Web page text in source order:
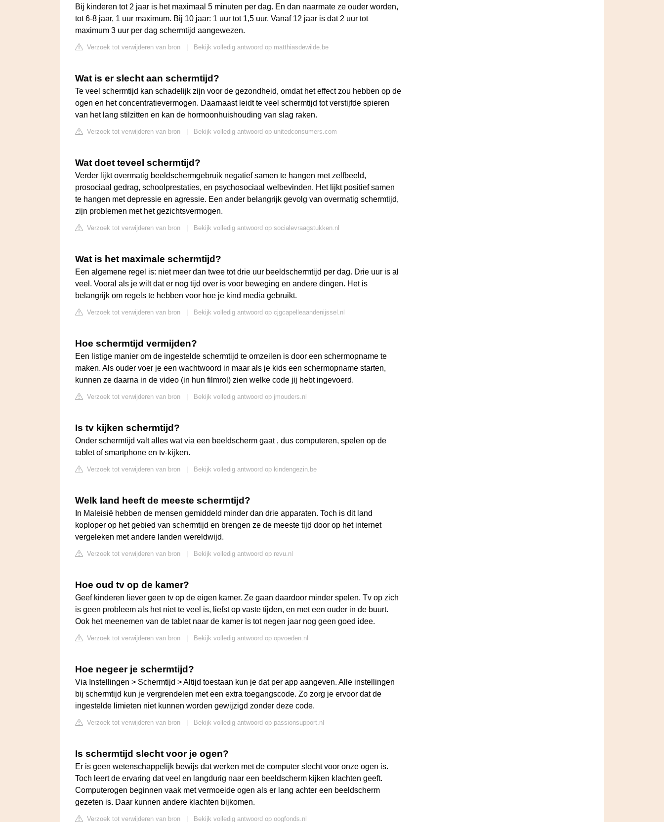
Bij kinderen tot 2 jaar is het maximaal 5 minuten per dag. En dan naarmate ze ouder worden,
tot 6-8 jaar, 1 uur maximum. Bij 10 jaar: 1 uur tot 1,5 uur. Vanaf 12 jaar is dat 2 uur tot
maximum 3 uur per dag schermtijd aangewezen.
Verzoek tot verwijderen van bron Bekijk volledig antwoord op matthiasdewilde.be
Wat is er slecht aan schermtijd?
Te veel schermtijd kan schadelijk zijn voor de gezondheid, omdat het effect zou hebben op de
ogen en het concentratievermogen. Daarnaast leidt te veel schermtijd tot verstijfde spieren
van het lang stilzitten en kan de hormoonhuishouding van slag raken.
Verzoek tot verwijderen van bron Bekijk volledig antwoord op unitedconsumers.com
Wat doet teveel schermtijd?
Verder lijkt overmatig beeldschermgebruik negatief samen te hangen met zelfbeeld,
prosociaal gedrag, schoolprestaties, en psychosociaal welbevinden. Het lijkt positief samen
te hangen met depressie en agressie. Een ander belangrijk gevolg van overmatig schermtijd,
zijn problemen met het gezichtsvermogen.
Verzoek tot verwijderen van bron Bekijk volledig antwoord op socialevraagstukken.nl
Wat is het maximale schermtijd?
Een algemene regel is: niet meer dan twee tot drie uur beeldschermtijd per dag. Drie uur is al
veel. Vooral als je wilt dat er nog tijd over is voor beweging en andere dingen. Het is
belangrijk om regels te hebben voor hoe je kind media gebruikt.
Verzoek tot verwijderen van bron Bekijk volledig antwoord op cjgcapelleaandenijssel.nl
Hoe schermtijd vermijden?
Een listige manier om de ingestelde schermtijd te omzeilen is door een schermopname te
maken. Als ouder voer je een wachtwoord in maar als je kids een schermopname starten,
kunnen ze daarna in de video (in hun filmrol) zien welke code jij hebt ingevoerd.
Verzoek tot verwijderen van bron Bekijk volledig antwoord op jmouders.nl
Is tv kijken schermtijd?
Onder schermtijd valt alles wat via een beeldscherm gaat , dus computeren, spelen op de
tablet of smartphone en tv-kijken.
Verzoek tot verwijderen van bron Bekijk volledig antwoord op kindengezin.be
Welk land heeft de meeste schermtijd?
In Maleisië hebben de mensen gemiddeld minder dan drie apparaten. Toch is dit land
koploper op het gebied van schermtijd en brengen ze de meeste tijd door op het internet
vergeleken met andere landen wereldwijd.
Verzoek tot verwijderen van bron Bekijk volledig antwoord op revu.nl
Hoe oud tv op de kamer?
Geef kinderen liever geen tv op de eigen kamer. Ze gaan daardoor minder spelen. Tv op zich
is geen probleem als het niet te veel is, liefst op vaste tijden, en met een ouder in de buurt.
Ook het meenemen van de tablet naar de kamer is tot negen jaar nog geen goed idee.
Verzoek tot verwijderen van bron Bekijk volledig antwoord op opvoeden.nl
Hoe negeer je schermtijd?
Via Instellingen > Schermtijd > Altijd toestaan kun je dat per app aangeven. Alle instellingen
bij schermtijd kun je vergrendelen met een extra toegangscode. Zo zorg je ervoor dat de
ingestelde limieten niet kunnen worden gewijzigd zonder deze code.
Verzoek tot verwijderen van bron Bekijk volledig antwoord op passionsupport.nl
Is schermtijd slecht voor je ogen?
Er is geen wetenschappelijk bewijs dat werken met de computer slecht voor onze ogen is.
Toch leert de ervaring dat veel en langdurig naar een beeldscherm kijken klachten geeft.
Computerogen beginnen vaak met vermoeide ogen als er lang achter een beeldscherm
gezeten is. Daar kunnen andere klachten bijkomen.
Verzoek tot verwijderen van bron Bekijk volledig antwoord op oogfonds.nl